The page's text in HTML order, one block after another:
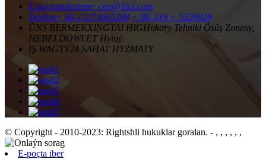
E-poçtamilestone_ceo@163.com
Telefon+ 86-13273665388 + 86-319 + 5326929
ÜNS BERMEKXINGTAI HIGHokary Tehniki Ösüş Zonasy,
HEBEI DÖWLET Hytaý.
IŞ WAGTY24 SAHAT HYZMATY
© Copyright - 2010-2023: Rightshli hukuklar goralan. - , , , , , ,
E-poçta iber